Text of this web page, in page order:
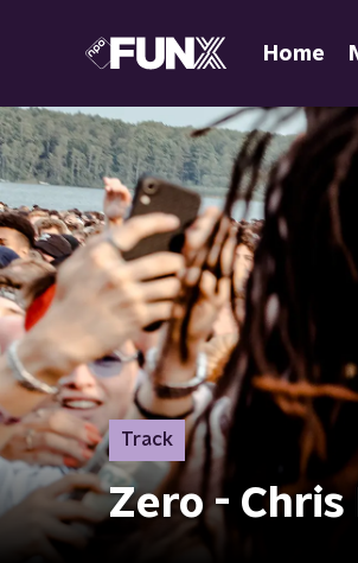
Home
Track
Zero - Chris